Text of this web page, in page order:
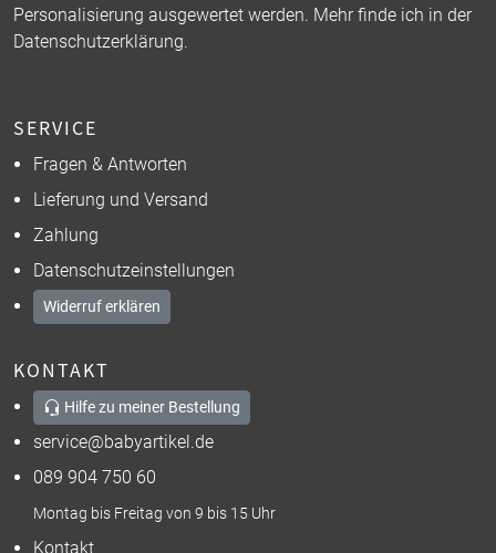
Personalisierung ausgewertet werden. Mehr finde ich in der
Datenschutzerklärung.
SERVICE
Fragen & Antworten
Lieferung und Versand
Zahlung
Datenschutzeinstellungen
Widerruf erklären
KONTAKT
Hilfe zu meiner Bestellung
service@babyartikel.de
089 904 750 60
Montag bis Freitag von 9 bis 15 Uhr
Kontakt